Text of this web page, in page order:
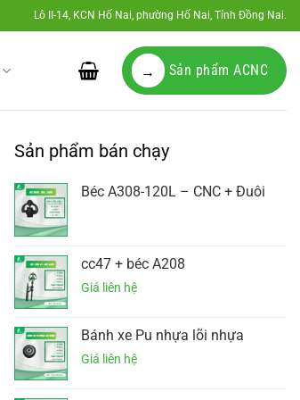
Lô II-14, KCN Hố Nai, phường Hố Nai, Tỉnh Đồng Nai.
→ Sản phẩm ACNC
Sản phẩm bán chạy
Béc A308-120L – CNC + Đuôi
cc47 + béc A208
Bánh xe Pu nhựa lõi nhựa